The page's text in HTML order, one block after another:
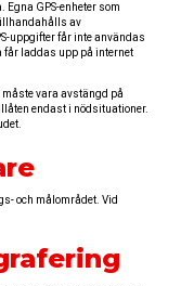
GPS-enheter som
av
uppgifter får inte användas
får laddas upp på internet
vara avstängd på
endast i nödsituationer.
och målområdet. Vid